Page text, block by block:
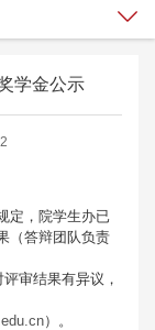
学金公示
定，院学生办已
（答辩团队负责
评审结果有异议，
）。